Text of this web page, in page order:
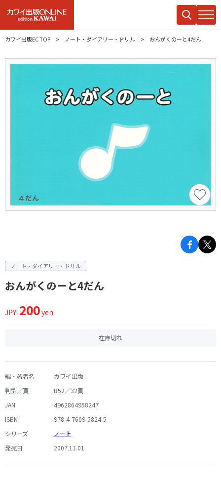
カワイ出版EC TOP ノート・ダイアリー・ドリル おんがくのーと4だん
ノート・ダイアリー・ドリル
おんがくのーと4だん
JPY: 200yen
在庫切れ
編・著者名
カワイ出版
判型／頁
B52／32頁
JAN
4962864958247
ISBN
978-4-7609-5824-5
シリーズ
ノート
発売日
2007.11.01